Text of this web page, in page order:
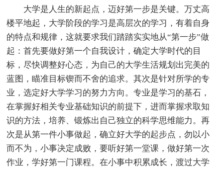
大学是人生的新起点，迈好第一步是关键。万丈高
楼平地起，大学阶段的学习是高层次的学习，有着自身
的特点和规律，这就要求我们踏踏实实地从“第一步”做
起：首先要做好第一个自我设计，确定大学时代的目
标，尽快调整好心态，为自己的大学生活规划出完美的
蓝图，瞄准目标锲而不舍的追求。其次是针对所学的专
业，选定好大学学习的努力方向。专业是学习的基石，
在掌握好相关专业基础知识的前提下，进而掌握求取知
识的方法，培养、锻炼出自己独立的科学思维能力。再
次是从第一件小事做起，确立好大学的起步点，勿以小
而不为，小事决定成败，要听好第一堂课，做好第一次
作业，学好第一门课程。在小事中积累成长，渡过大学